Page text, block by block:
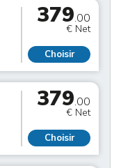
379.00
€ Net
Choisir
379.00
€ Net
Choisir